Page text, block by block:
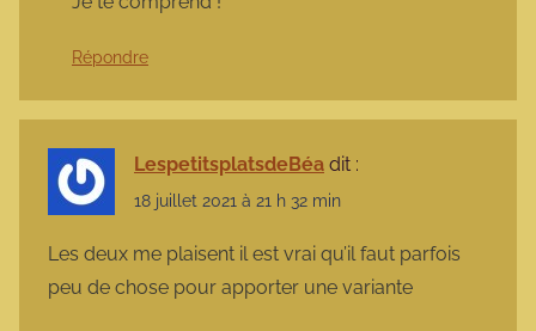
Répondre
LespetitsplatsdeBéa dit :
18 juillet 2021 à 21 h 32 min
Les deux me plaisent il est vrai qu’il faut parfois
peu de chose pour apporter une variante